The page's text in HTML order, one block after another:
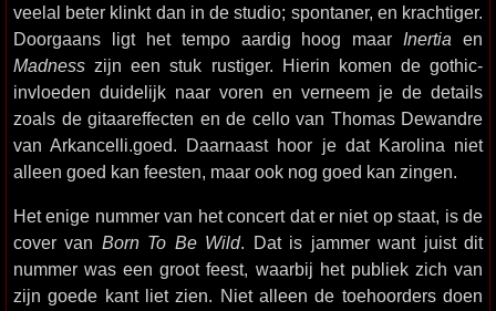
veelal beter klinkt dan in de studio; spontaner, en krachtiger.
Doorgaans ligt het tempo aardig hoog maar Inertia en
Madness zijn een stuk rustiger. Hierin komen de gothic-
invloeden duidelijk naar voren en verneem je de details
zoals de gitaareffecten en de cello van Thomas Dewandre
van Arkancelli.goed. Daarnaast hoor je dat Karolina niet
alleen goed kan feesten, maar ook nog goed kan zingen.
Het enige nummer van het concert dat er niet op staat, is de
cover van Born To Be Wild. Dat is jammer want juist dit
nummer was een groot feest, waarbij het publiek zich van
zijn goede kant liet zien. Niet alleen de toehoorders doen